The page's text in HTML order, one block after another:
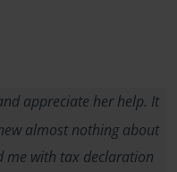
appreciate her help. It
almost nothing about
me with tax declaration